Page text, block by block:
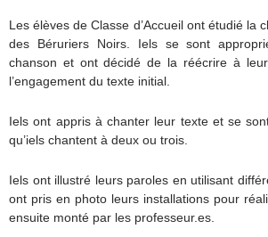
Les élèves de Classe d’Accueil ont étudié la
des Béruriers Noirs. Iels se sont
chanson et ont décidé de la réécrire à
l’engagement du texte initial.
Iels ont appris à chanter leur texte et se
qu’iels chantent à deux ou trois.
Iels ont illustré leurs paroles en utilisant
ont pris en photo leurs installations pour
ensuite monté par les professeur.es.